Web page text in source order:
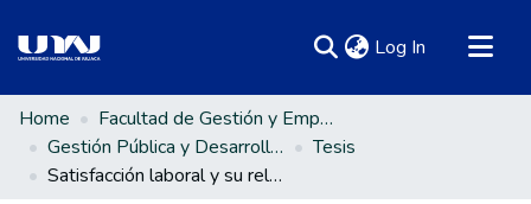
Log In (current)
Communities & Collections
All of DSpace
Statistics
Home
Facultad de Gestión y Emprendimiento Empresarial
Gestión Pública y Desarrollo Social
Tesis
Satisfacción laboral y su relación con la calidad de servicio de los trabajadores de la gerencia de administración tributaria en la Municipalidad Provincial de San Román Juliaca en el año 2019